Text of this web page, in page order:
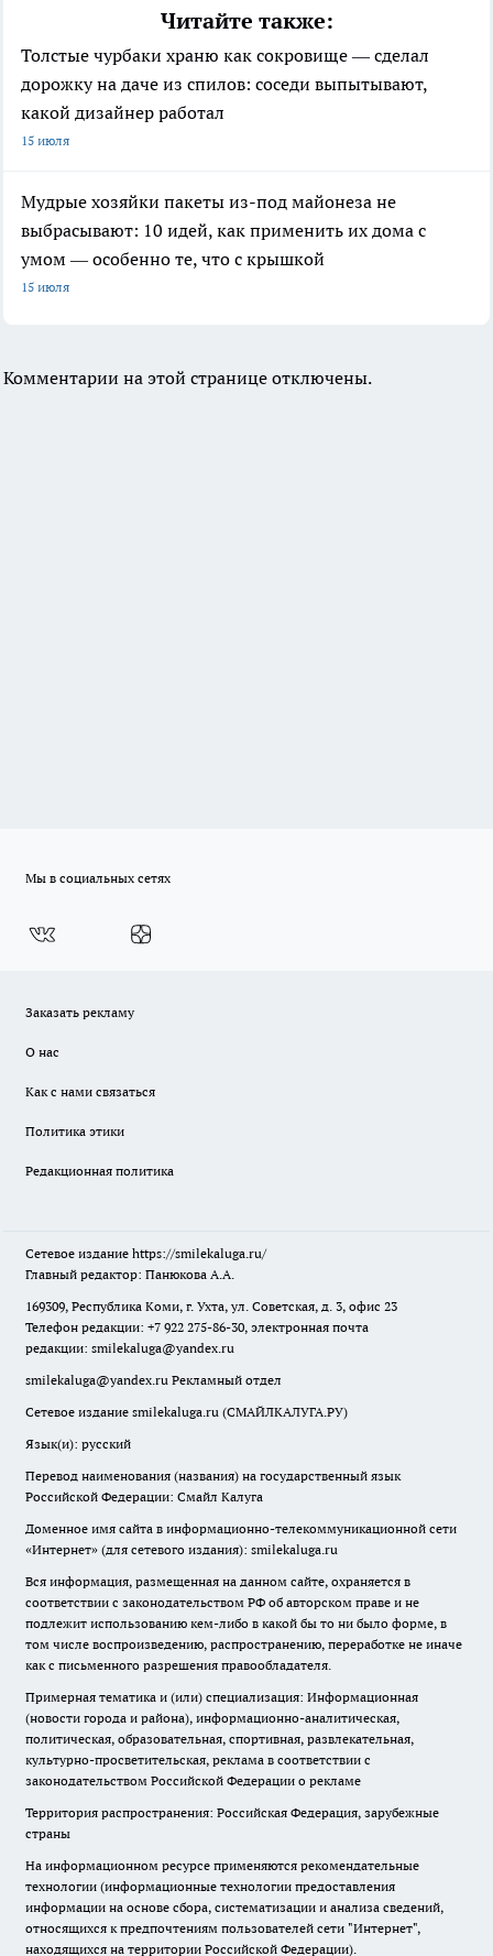
Читайте также:
Толстые чурбаки храню как сокровище — сделал
дорожку на даче из спилов: соседи выпытывают,
какой дизайнер работал
15 июля
Мудрые хозяйки пакеты из-под майонеза не
выбрасывают: 10 идей, как применить их дома с
умом — особенно те, что с крышкой
15 июля
Комментарии на этой странице отключены.
Мы в социальных сетях
Заказать рекламу
О нас
Как с нами связаться
Политика этики
Редакционная политика
Сетевое издание https://smilekaluga.ru/
Главный редактор: Панюкова А.А.
169309, Республика Коми, г. Ухта, ул. Советская, д. 3, офис 23
Телефон редакции: +7 922 275-86-30, электронная почта
редакции: smilekaluga@yandex.ru
smilekaluga@yandex.ru Рекламный отдел
Сетевое издание smilekaluga.ru (СМАЙЛКАЛУГА.РУ)
Язык(и): русский
Перевод наименования (названия) на государственный язык
Российской Федерации: Смайл Калуга
Доменное имя сайта в информационно-телекоммуникационной сети
«Интернет» (для сетевого издания): smilekaluga.ru
Вся информация, размещенная на данном сайте, охраняется в
соответствии с законодательством РФ об авторском праве и не
подлежит использованию кем-либо в какой бы то ни было форме, в
том числе воспроизведению, распространению, переработке не иначе
как с письменного разрешения правообладателя.
Примерная тематика и (или) специализация: Информационная
(новости города и района), информационно-аналитическая,
политическая, образовательная, спортивная, развлекательная,
культурно-просветительская, реклама в соответствии с
законодательством Российской Федерации о рекламе
Территория распространения: Российская Федерация, зарубежные
страны
На информационном ресурсе применяются рекомендательные
технологии (информационные технологии предоставления
информации на основе сбора, систематизации и анализа сведений,
относящихся к предпочтениям пользователей сети "Интернет",
находящихся на территории Российской Федерации).